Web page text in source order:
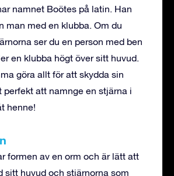
namnet Boötes på latin. Han
man med en klubba. Om du
ser du en person med ben
en klubba högt över sitt huvud.
göra allt för att skydda sin
perfekt att namnge en stjärna i
henne!
formen av en orm och är lätt att
sitt huvud och stjärnorna som